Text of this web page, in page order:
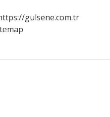
gulsene.com.tr